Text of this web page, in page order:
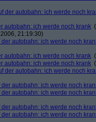
der autobahn: ich werde noch
autobahn: ich werde noch krank (
21:19:30)
autobahn: ich werde noch
autobahn: ich werde noch krank (
autobahn: ich werde noch krank (
der autobahn: ich werde noch
autobahn: ich werde noch
autobahn: ich werde noch
autobahn: ich werde noch
autobahn: ich werde noch